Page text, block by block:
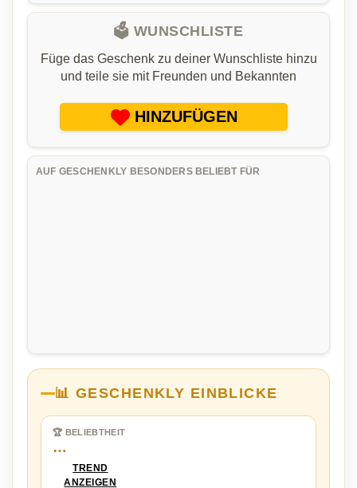
🗳️ WUNSCHLISTE
Füge das Geschenk zu deiner Wunschliste hinzu
und teile sie mit Freunden und Bekannten
HINZUFÜGEN
AUF GESCHENKLY BESONDERS BELIEBT FÜR
📊 GESCHENKLY EINBLICKE
🏆 BELIEBTHEIT
…
TREND
ANZEIGEN